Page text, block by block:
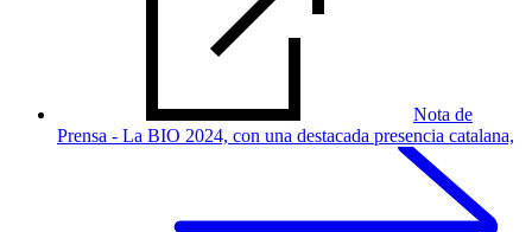
Nota de
Prensa - La BIO 2024, con una destacada presencia catalana,